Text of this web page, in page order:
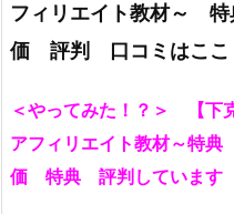
フィリエイト教材～
価 評判 口コミはここ
＜やってみた！？＞ 【下
アフィリエイト教材～特
価 特典 評判しています